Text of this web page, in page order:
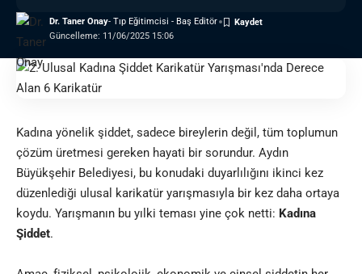
Güncelleme: 11/06/2025 15:06
Dr. Taner Onay- Tıp Eğitimcisi - Baş Editör
Kadına yönelik şiddet, sadece bireylerin değil, tüm toplumun
çözüm üretmesi gereken hayati bir sorundur. Aydın
Büyükşehir Belediyesi, bu konudaki duyarlılığını ikinci kez
düzenlediği ulusal karikatür yarışmasıyla bir kez daha ortaya
koydu. Yarışmanın bu yılki teması yine çok netti: Kadına
Şiddet.